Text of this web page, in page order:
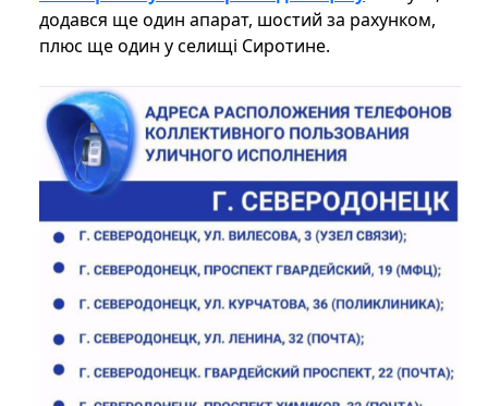
додався ще один апарат, шостий за рахунком,
плюс ще один у селищі Сиротине.